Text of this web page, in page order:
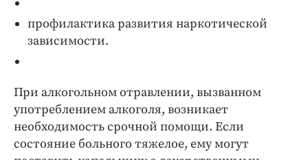
профилактика развития наркотической
зависимости.
При алкогольном отравлении, вызванном
употреблением алкоголя, возникает
необходимость срочной помощи. Если
состояние больного тяжелое, ему могут